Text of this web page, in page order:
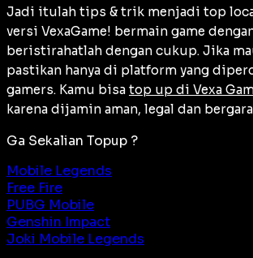
Jadi itulah tips & trik menjadi top
versi VexaGame! bermain game
beristirahatlah dengan cukup. Jika
pastikan hanya di platform yang
gamers. Kamu bisa top up di Vexa
karena dijamin aman, legal dan
Ga Sekalian Topup ?
Mobile Legends
Free Fire
PUBG Mobile
Genshin Impact
Joki Mobile Legends